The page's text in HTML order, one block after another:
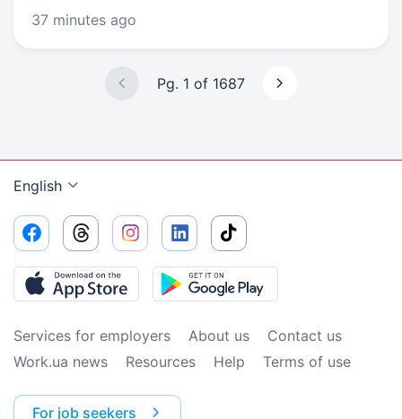
37 minutes ago
Pg. 1 of 1687
English
Services for employers About us
Contact us
Work.ua news
Resources Help Terms of use
For job seekers